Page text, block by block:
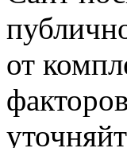
от